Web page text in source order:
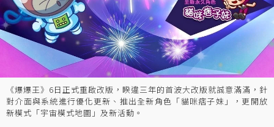
《爆爆王》6日正式重啟改版，睽違三年的首波大改版就誠意滿滿，針
對介面與系統進行優化更新、推出全新角色「貓咪痞子妹」，更開放
新模式「宇宙模式地圖」及新活動。